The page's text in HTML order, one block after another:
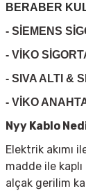
BERABER
- SİEMENS
- VİKO
- SIVA ALTI &
- VİKO
Nyy Kablo
Elektrik akımı
madde ile
alçak gerilim